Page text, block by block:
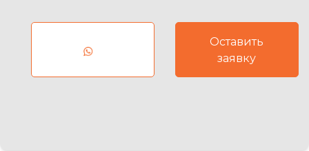
Оставить
заявку